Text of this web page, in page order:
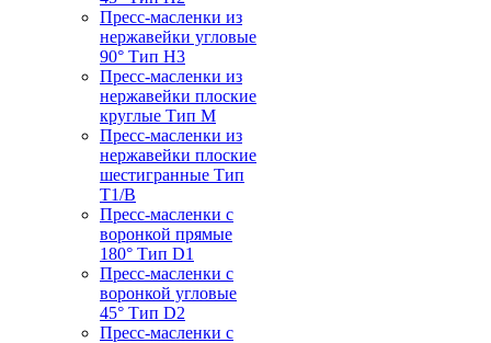
Пресс-масленки из
нержавейки угловые
90° Тип H3
Пресс-масленки из
нержавейки плоские
круглые Тип M
Пресс-масленки из
нержавейки плоские
шестигранные Тип
T1/B
Пресс-масленки с
воронкой прямые
180° Тип D1
Пресс-масленки с
воронкой угловые
45° Тип D2
Пресс-масленки с